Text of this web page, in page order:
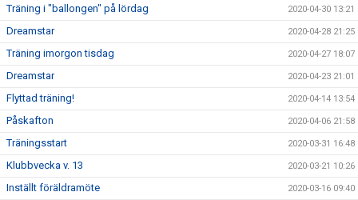
Träning i "ballongen" på lördag 2020-04-30 13:21
Dreamstar 2020-04-28 21:25
Träning imorgon tisdag 2020-04-27 18:07
Dreamstar 2020-04-23 21:01
Flyttad träning! 2020-04-14 13:54
Påskafton 2020-04-06 21:58
Träningsstart 2020-03-31 16:48
Klubbvecka v. 13 2020-03-21 10:26
Inställt föräldramöte 2020-03-16 09:40